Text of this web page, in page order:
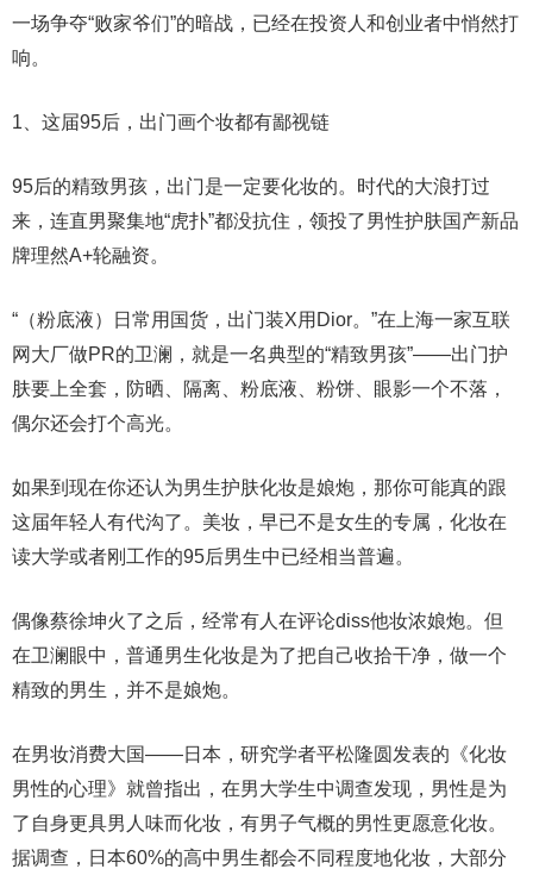
一场争夺“败家爷们”的暗战，已经在投资人和创业者中悄然打
响。
1、这届95后，出门画个妆都有鄙视链
95后的精致男孩，出门是一定要化妆的。时代的大浪打过
来，连直男聚集地“虎扑”都没抗住，领投了男性护肤国产新品
牌理然A+轮融资。
“（粉底液）日常用国货，出门装X用Dior。”在上海一家互联
网大厂做PR的卫澜，就是一名典型的“精致男孩”——出门护
肤要上全套，防晒、隔离、粉底液、粉饼、眼影一个不落，
偶尔还会打个高光。
如果到现在你还认为男生护肤化妆是娘炮，那你可能真的跟
这届年轻人有代沟了。美妆，早已不是女生的专属，化妆在
读大学或者刚工作的95后男生中已经相当普遍。
偶像蔡徐坤火了之后，经常有人在评论diss他妆浓娘炮。但
在卫澜眼中，普通男生化妆是为了把自己收拾干净，做一个
精致的男生，并不是娘炮。
在男妆消费大国——日本，研究学者平松隆圆发表的《化妆
男性的心理》就曾指出，在男大学生中调查发现，男性是为
了自身更具男人味而化妆，有男子气概的男性更愿意化妆。
据调查，日本60%的高中男生都会不同程度地化妆，大部分